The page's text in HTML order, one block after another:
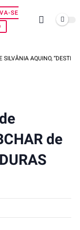
SE
AQUINO, “DESTILANDO
de